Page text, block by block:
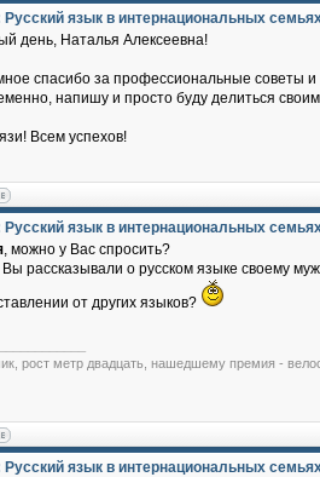
Русский язык в интернациональных
день, Наталья Алексеевна!
спасибо за профессиональные советы
напишу и просто буду делиться
Всем успехов!
Русский язык в интернациональных
, можно у Вас спросить?
Вы рассказывали о русском языке своему
от других языков?
рост метр двадцать, нашедшему премия -
Русский язык в интернациональных